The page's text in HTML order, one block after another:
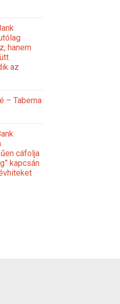
hanem
az
– Taberna
cáfolja
kapcsán